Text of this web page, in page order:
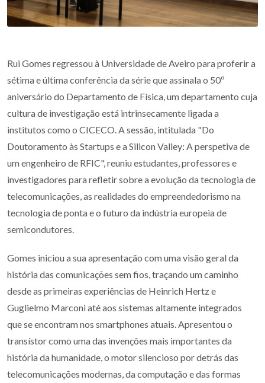
Rui Gomes regressou à Universidade de Aveiro para proferir a
sétima e última conferência da série que assinala o 50º
aniversário do Departamento de Física, um departamento cuja
cultura de investigação está intrinsecamente ligada a
institutos como o CICECO. A sessão, intitulada "Do
Doutoramento às Startups e a Silicon Valley: A perspetiva de
um engenheiro de RFIC", reuniu estudantes, professores e
investigadores para refletir sobre a evolução da tecnologia de
telecomunicações, as realidades do empreendedorismo na
tecnologia de ponta e o futuro da indústria europeia de
semicondutores.
Gomes iniciou a sua apresentação com uma visão geral da
história das comunicações sem fios, traçando um caminho
desde as primeiras experiências de Heinrich Hertz e
Guglielmo Marconi até aos sistemas altamente integrados
que se encontram nos smartphones atuais. Apresentou o
transístor como uma das invenções mais importantes da
história da humanidade, o motor silencioso por detrás das
telecomunicações modernas, da computação e das formas